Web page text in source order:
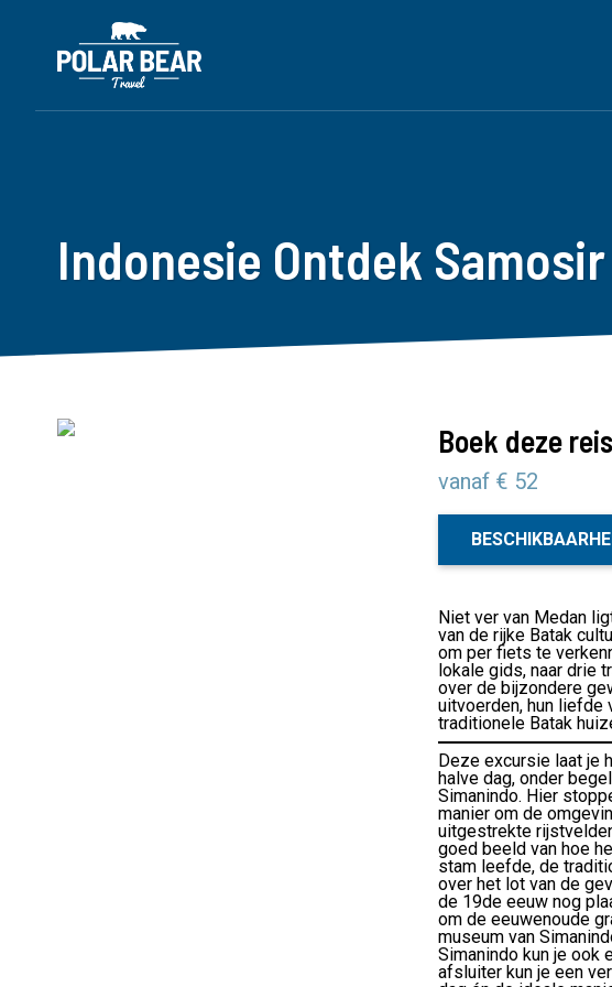
Indonesie Ontdek
Boek deze reis
vanaf € 52
Niet ver van Medan
van de rijke Batak
om per fiets te
lokale gids, naar drie
over de bijzondere
uitvoerden, hun liefde
traditionele Batak
Deze excursie laat je
halve dag, onder
Simanindo. Hier
manier om de
uitgestrekte
goed beeld van hoe
stam leefde, de
over het lot van de
de 19de eeuw nog
om de eeuwenoude
museum van
Simanindo kun je ook
afsluiter kun je een